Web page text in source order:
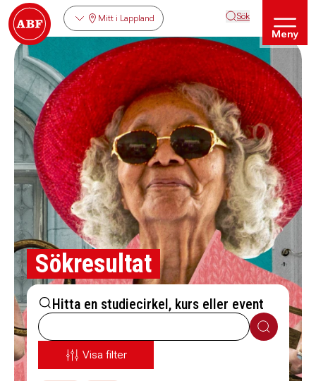
Mitt i Lappland Sök
Meny
Sökresultat
Hitta en studiecirkel, kurs eller event
Sök
Visa filter